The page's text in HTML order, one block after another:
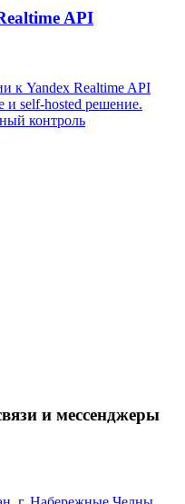
API
к Yandex Realtime API
и self-hosted решение.
контроль
и мессенджеры